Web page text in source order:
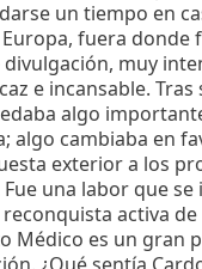
un tiempo en
fuera donde
muy
e incansable. Tras
algo
algo cambiaba en
exterior a los
una labor que se
activa
Médico es un gran
¿Qué sentía